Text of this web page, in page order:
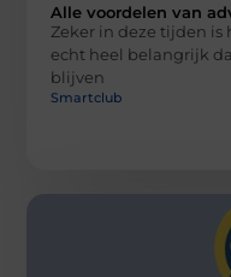
Alle voordelen van
Zeker in deze tijden is
echt heel belangrijk
blijven
Smartclub